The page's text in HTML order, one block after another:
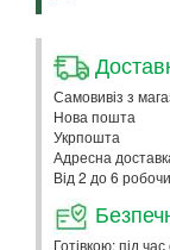
Самовивіз з
Нова пошта
Укрпошта
Адресна
Від 2 до 6
Готівкою: під